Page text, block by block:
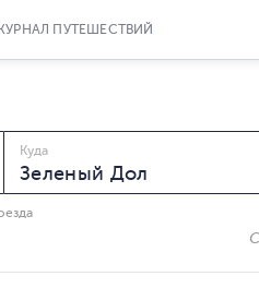
ПУТЕШЕСТВИЙ
Куда